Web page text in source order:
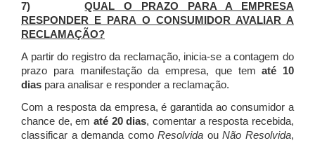
7)QUAL O PRAZO PARA A EMPRESA
RESPONDER E PARA O CONSUMIDOR AVALIAR A
RECLAMAÇÃO?
A partir do registro da reclamação, inicia-se a contagem do
prazo para manifestação da empresa, que tematé 10
dias para analisar e responder a reclamação.
Com a resposta da empresa, é garantida ao consumidor a
chance de, em até 20 dias, comentar a resposta recebida,
classificar a demanda comoResolvida ouNão Resolvida,